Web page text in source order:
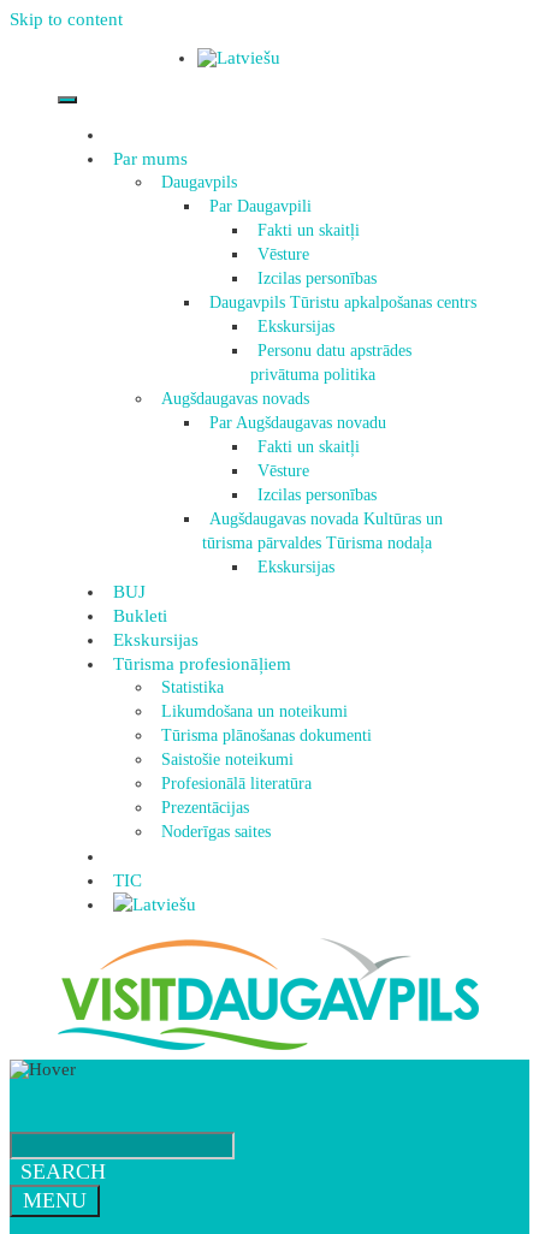
Skip to content
Par mums
Daugavpils
Par Daugavpili
Fakti un skaitļi
Vēsture
Izcilas personības
Daugavpils Tūristu apkalpošanas centrs
Ekskursijas
Personu datu apstrādes
privātuma politika
Augšdaugavas novads
Par Augšdaugavas novadu
Fakti un skaitļi
Vēsture
Izcilas personības
Augšdaugavas novada Kultūras un
tūrisma pārvaldes Tūrisma nodaļa
Ekskursijas
BUJ
Bukleti
Ekskursijas
Tūrisma profesionāļiem
Statistika
Likumdošana un noteikumi
Tūrisma plānošanas dokumenti
Saistošie noteikumi
Profesionālā literatūra
Prezentācijas
Noderīgas saites
TIC
SEARCH
MENU